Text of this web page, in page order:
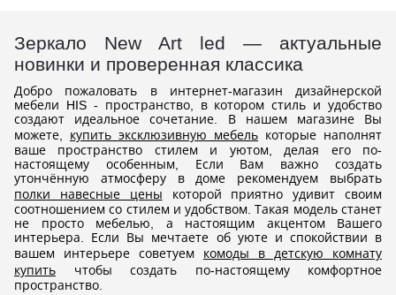
Зеркало New Art led — актуальные
новинки и проверенная классика
Добро пожаловать в интернет-магазин дизайнерской
мебели HIS - пространство, в котором стиль и удобство
создают идеальное сочетание. В нашем магазине Вы
можете, купить эксклюзивную мебель которые наполнят
ваше пространство стилем и уютом, делая его по-
настоящему особенным, Если Вам важно создать
утончённую атмосферу в доме рекомендуем выбрать
полки навесные цены которой приятно удивит своим
соотношением со стилем и удобством. Такая модель станет
не просто мебелью, а настоящим акцентом Вашего
интерьера. Если Вы мечтаете об уюте и спокойствии в
вашем интерьере советуем комоды в детскую комнату
купить чтобы создать по-настоящему комфортное
пространство.